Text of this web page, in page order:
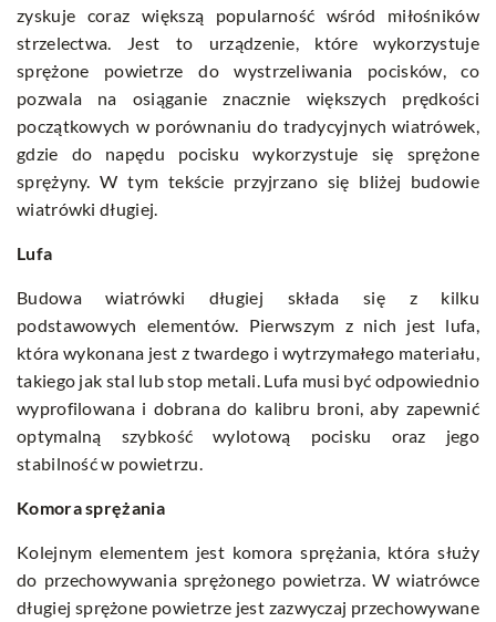
zyskuje coraz większą popularność wśród miłośników
strzelectwa. Jest to urządzenie, które wykorzystuje
sprężone powietrze do wystrzeliwania pocisków, co
pozwala na osiąganie znacznie większych prędkości
początkowych w porównaniu do tradycyjnych wiatrówek,
gdzie do napędu pocisku wykorzystuje się sprężone
sprężyny. W tym tekście przyjrzano się bliżej budowie
wiatrówki długiej.
Lufa
Budowa wiatrówki długiej składa się z kilku
podstawowych elementów. Pierwszym z nich jest lufa,
która wykonana jest z twardego i wytrzymałego materiału,
takiego jak stal lub stop metali. Lufa musi być odpowiednio
wyprofilowana i dobrana do kalibru broni, aby zapewnić
optymalną szybkość wylotową pocisku oraz jego
stabilność w powietrzu.
Komora sprężania
Kolejnym elementem jest komora sprężania, która służy
do przechowywania sprężonego powietrza. W wiatrówce
długiej sprężone powietrze jest zazwyczaj przechowywane